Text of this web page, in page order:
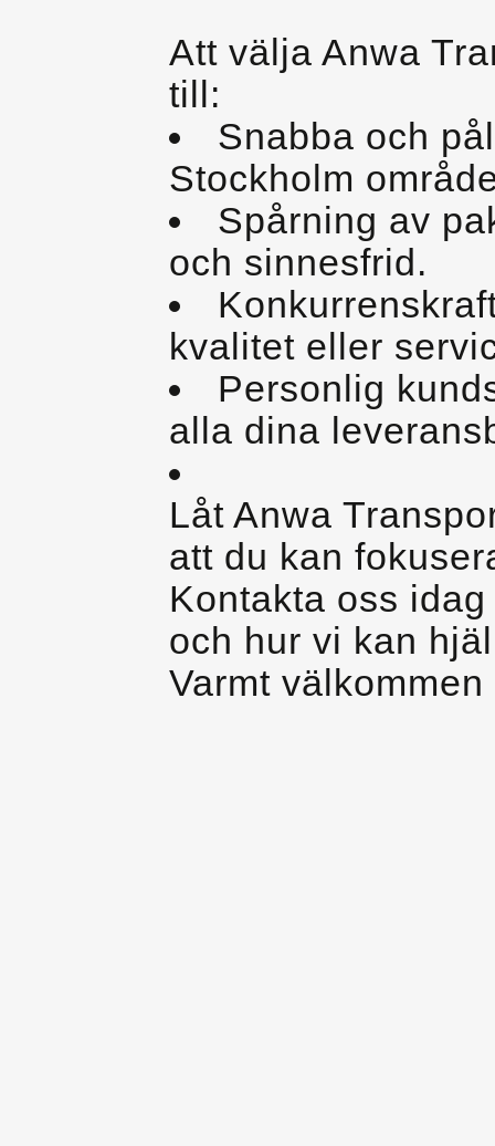
Att välja Anwa
till:
Snabba och
Stockholm
Spårning av
och sinnesfrid.
kvalitet eller
Personlig
alla dina
Låt Anwa
att du kan
Kontakta oss
och hur vi kan
Varmt